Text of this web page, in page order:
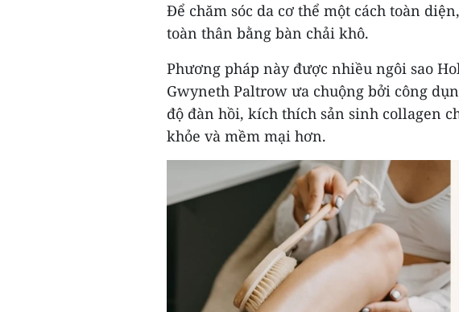
Để chăm sóc da cơ thể một cách toàn
toàn thân bằng bàn chải khô.
Phương pháp này được nhiều ngôi sao
Gwyneth Paltrow ưa chuộng bởi công
độ đàn hồi, kích thích sản sinh collagen
khỏe và mềm mại hơn.